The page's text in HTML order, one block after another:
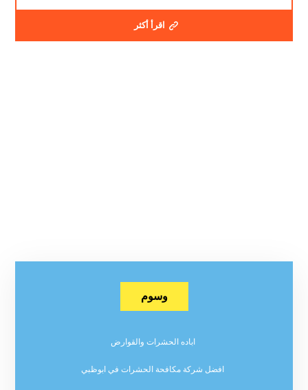
اقرأ أكثر
وسوم
اباده الحشرات والقوارض
افضل شركة مكافحة الحشرات في ابوظبي